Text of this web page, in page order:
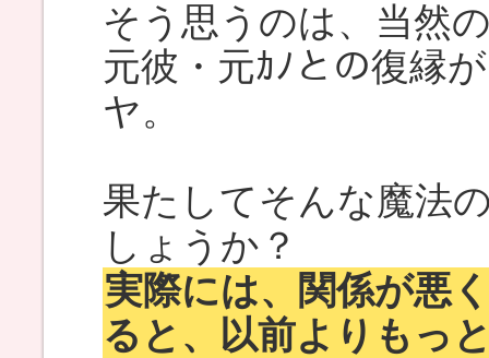
そう思うのは、当然
元彼・元ｶﾉとの復縁
ヤ。
果たしてそんな魔法
しょうか？
実際には、関係が悪
ると、以前よりもっ